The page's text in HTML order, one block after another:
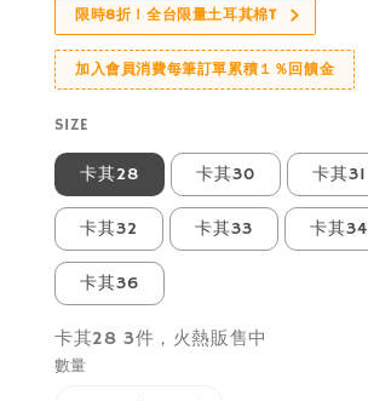
限時8折！全台限量土耳其棉T
加入會員消費每筆訂單累積１％回饋金
SIZE
卡其28 卡其30 卡其31
卡其32 卡其33 卡其34
卡其36
卡其28 3件，火熱販售中
數量